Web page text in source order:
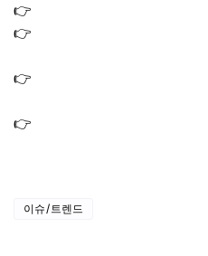
👉
👉
👉
👉
이슈/트렌드